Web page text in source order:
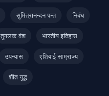
सुमित्रानन्दन पन्त निबंध
तुगलक वंश भारतीय इतिहास
उपन्यास एशियाई साम्राज्य
शीत युद्ध